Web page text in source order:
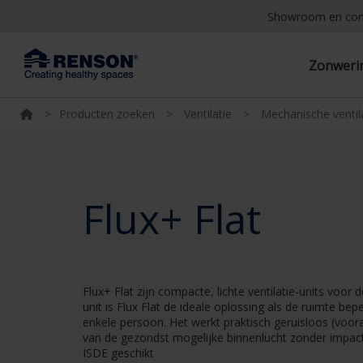
Showroom en
> Producten zoeken > Ventilatie > Mechanische
Flux+ Flat
Flux+ Flat zijn compacte, lichte ventilatie-units voor
unit is Flux Flat de ideale oplossing als de ruimte
enkele persoon. Het werkt praktisch geruisloos
van de gezondst mogelijke binnenlucht zonder
ISDE geschikt